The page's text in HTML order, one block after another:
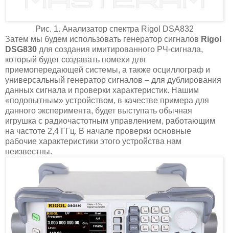
Рис. 1. Анализатор спектра Rigol DSA832
Затем мы будем использовать генератор сигналов Rigol
DSG830 для создания имитированного РЧ-сигнала,
который будет создавать помехи для
приемопередающей системы, а также осциллограф и
универсальный генератор сигналов – для дублирования
данных сигнала и проверки характеристик. Нашим
«подопытным» устройством, в качестве примера для
данного эксперимента, будет выступать обычная
игрушка с радиочастотным управлением, работающим
на частоте 2,4 ГГц. В начале проверки основные
рабочие характеристики этого устройства нам
неизвестны.